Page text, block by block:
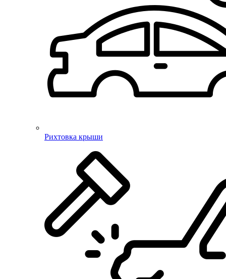
Рихтовка крыши